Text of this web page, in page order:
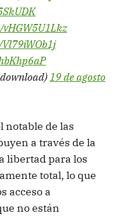
19 de agosto
notable de las
a través de la
libertad para los
total, lo que
acceso a
no están